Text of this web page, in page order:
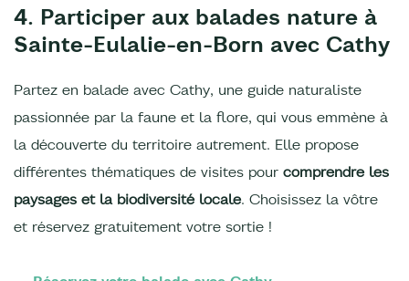
4. Participer aux balades nature à
Sainte-Eulalie-en-Born avec Cathy
Partez en balade avec Cathy, une guide naturaliste
passionnée par la faune et la flore, qui vous emmène à
la découverte du territoire autrement. Elle propose
différentes thématiques de visites pour comprendre les
paysages et la biodiversité locale. Choisissez la vôtre
et réservez gratuitement votre sortie !